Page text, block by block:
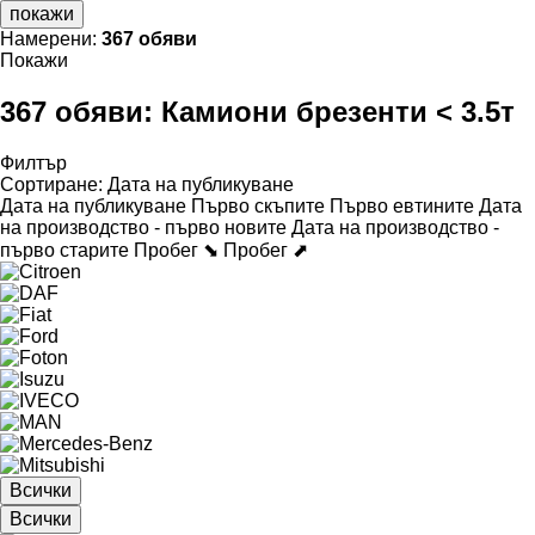
покажи
Намерени: 367 обяви
Покажи
367 обяви: Камиони брезенти < 3.5т
Филтър
Сортиране: Дата на публикуване
Дата на публикуване Първо скъпите Първо евтините Дата
на производство - първо новите Дата на производство -
първо старите Пробег ⬊ Пробег ⬈
Всички
Всички